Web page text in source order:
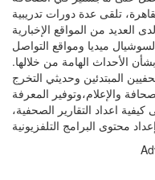
تلقى عدة دورات تدريبية
العديد من المواقع الإخبارية
ميديا ومواقع التواصل
الأحداث الهامة من خلالها.
المبتدئين وحديثي التخرج
والإعلام،وتوفير المعرفة
اعداد التقارير الصحفية،